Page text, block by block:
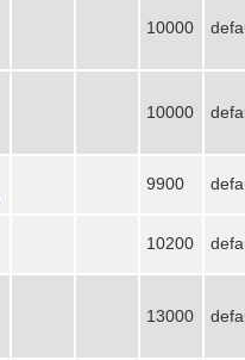
10000
10000
9900
10200
13000